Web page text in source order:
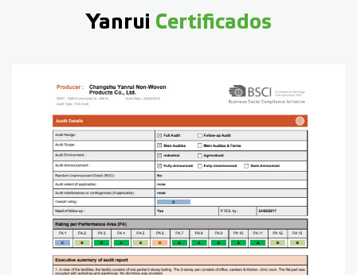
Yanrui Certificados